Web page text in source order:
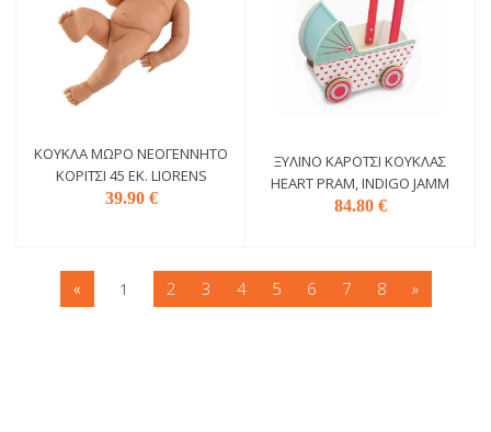
ΚΟΎΚΛΑ ΜΩΡΌ ΝΕΟΓΈΝΝΗΤΟ
ΚΟΡΊΤΣΙ 45 ΕΚ. LIORENS
39.90 €
ΞΎΛΙΝΟ ΚΑΡΌΤΣΙ ΚΟΎΚΛΑΣ
HEART PRAM, INDIGO JAMM
84.80 €
« 1 2 3 4 5 6 7 8 »